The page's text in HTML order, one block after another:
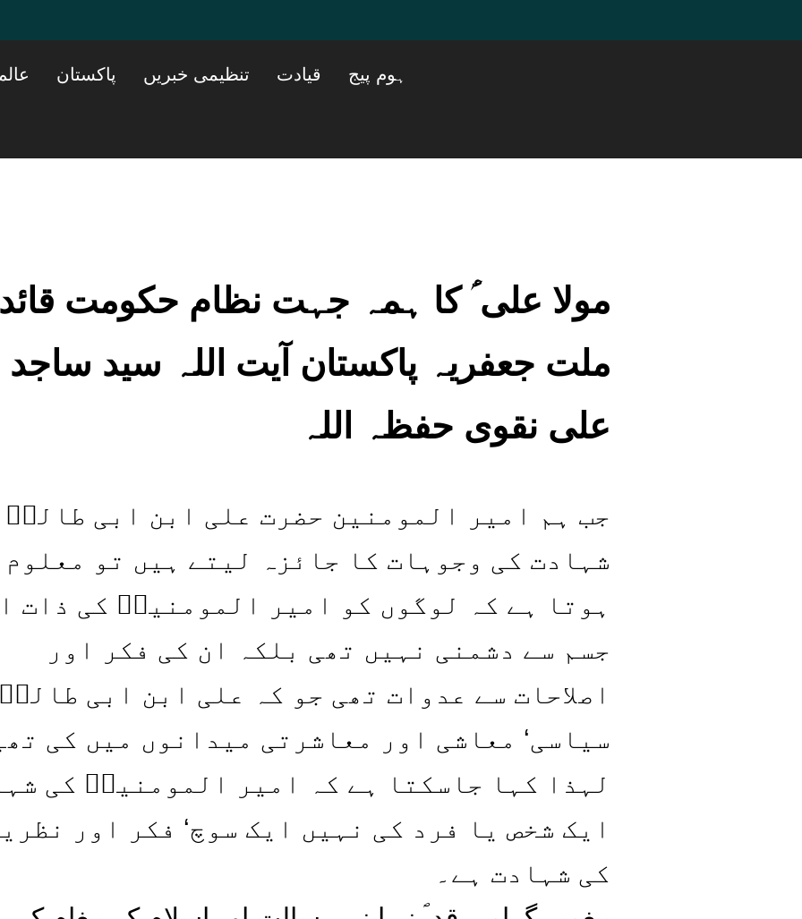
ہوم پیج قیادت تنظیمی خبریں پاکستان
مولا علی ؑ کا ہمہ جہت نظام حکومت قائد
ملت جعفریہ پاکستان آیت اللہ سید ساجد
علی نقوی حفظہ اللہ
جب ہم امیر المومنین حضرت علی ابن ابی طالبؑ
شہادت کی وجوہات کا جائزہ لیتے ہیں تو معلوم
ہوتا ہے کہ لوگوں کو امیر المومنینؑ کی ذات
جسم سے دشمنی نہیں تھی بلکہ ان کی فکر اور
اصلاحات سے عدوات تھی جو کہ علی ابن ابی
سیاسی‘ معاشی اور معاشرتی میدانوں میں کی
لہذا کہا جاسکتا ہے کہ امیر المومنینؑ کی
ایک شخص یا فرد کی نہیں ایک سوچ‘ فکر اور
کی شہادت ہے۔